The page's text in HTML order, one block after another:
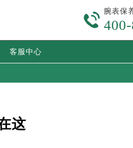

腕表保
客服中心
这